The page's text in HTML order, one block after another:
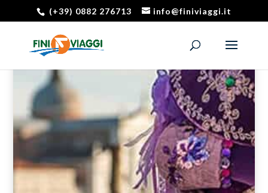
(+39) 0882 276713 info@finiviaggi.it